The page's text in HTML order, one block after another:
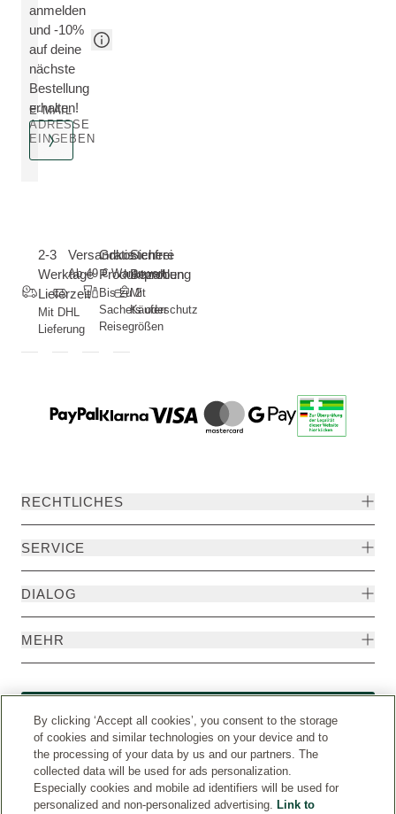
anmelden
und -10%
auf deine
nächste
Bestellung
erhalten!
E-MAIL
ADRESSE
EINGEBEN
2-3
Werktage
Lieferzeit
Mit DHL
Lieferung
Versandkostenfrei
Ab 49 € Warenwert
Gratis
Produktproben
Bis zu 2
Sachets oder
Reisegrößen
Sichere
Bezahlung
Mit
Käuferschutz
RECHTLICHES
SERVICE
DIALOG
MEHR
By clicking ‘Accept all cookies’, you consent to the storage
of cookies and similar technologies on your device and to
the processing of your data by us and our partners. The
collected data will be used for ads personalization.
Especially cookies and mobile ad identifiers will be used for
personalized and non-personalized advertising. Link to